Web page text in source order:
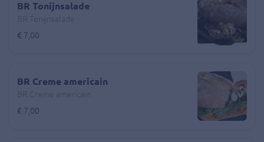
BR Tonijnsalade
€ 7,00
BR Creme americain
€ 7,00